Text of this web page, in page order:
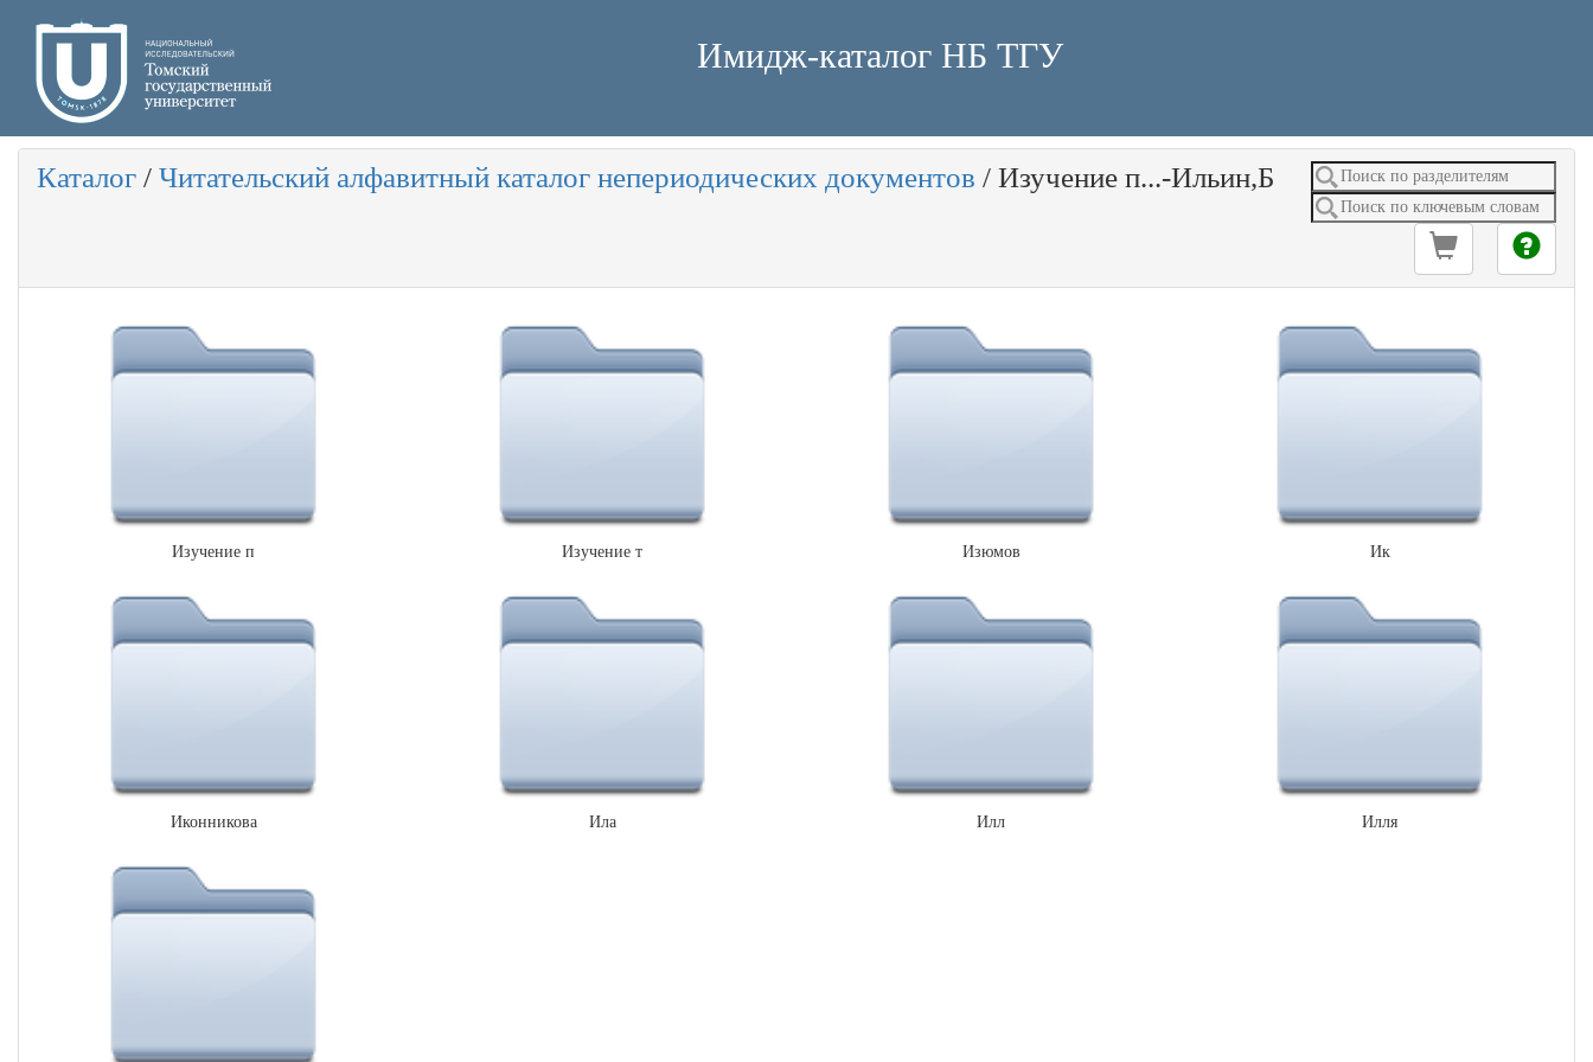
Имидж-каталог НБ ТГУ
Каталог / Читательский алфавитный каталог непериодических документов / Изучение п...-Ильин,Б
Изучение п Изучение т Изюмов Ик
Иконникова Ила Илл Илля